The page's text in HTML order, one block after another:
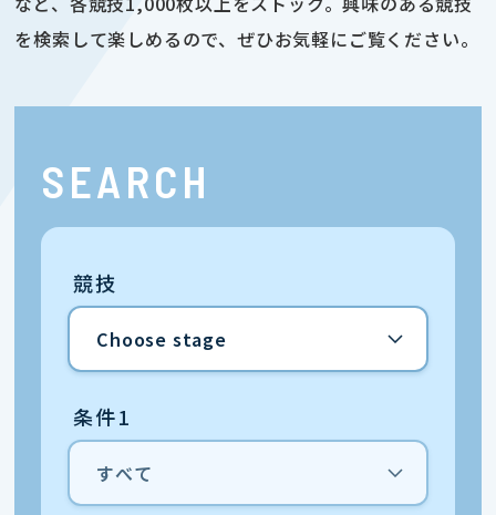
を検索して楽しめるので、ぜひお気軽にご覧ください。
SEARCH
競技
条件1